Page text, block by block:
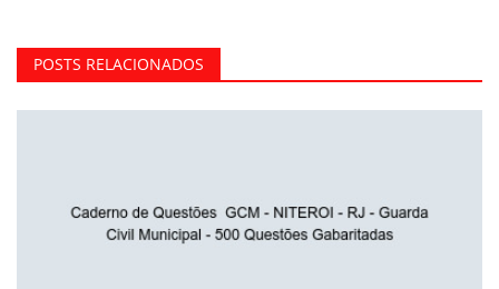
POSTS RELACIONADOS